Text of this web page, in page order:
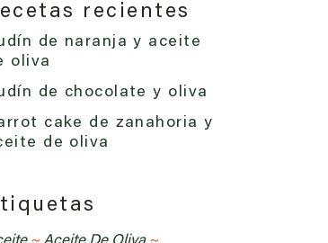
recientes
de naranja y aceite
oliva
de chocolate y oliva
cake de zanahoria y
de oliva